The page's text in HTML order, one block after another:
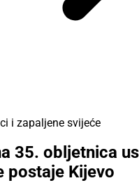
i zapaljene svijeće
35. obljetnica
postaje Kijevo